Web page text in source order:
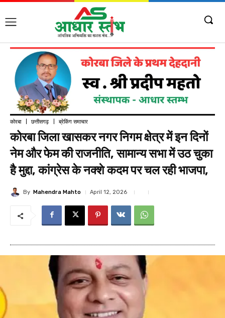
कोरबा छत्तीसगढ़ ब्रेकिंग समाचार
कोरबा जिला खासकर नगर निगम क्षेत्र में इन दिनों
नेम और फेम की राजनीति, सामान्य सभा में उठ चुका
है मुद्दा, कांग्रेस के नक्शे कदम पर चल रही भाजपा,
By Mahendra Mahto April 12, 2026